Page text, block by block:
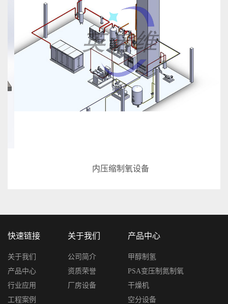
内压缩制氧设备
快速链接
关于我们
产品中心
行业应用
工程案例
关于我们
公司简介
资质荣誉
厂房设备
产品中心
甲醇制氢
PSA变压制氮制氧
干燥机
空分设备